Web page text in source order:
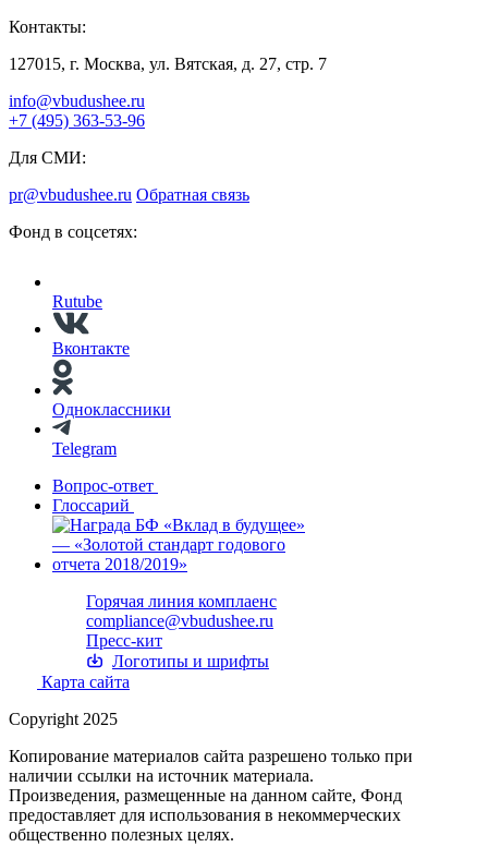
Контакты:
127015, г. Москва, ул. Вятская, д. 27, стр. 7
info@vbudushee.ru
+7 (495) 363-53-96
Для СМИ:
pr@vbudushee.ru Обратная связь
Фонд в соцсетях:
Rutube
Вконтакте
Одноклассники
Telegram
Вопрос-ответ
Глоссарий
Горячая линия комплаенс
compliance@vbudushee.ru
Пресс-кит
Логотипы и шрифты
Карта сайта
Copyright 2025
Копирование материалов сайта разрешено только при
наличии ссылки на источник материала.
Произведения, размещенные на данном сайте, Фонд
предоставляет для использования в некоммерческих
общественно полезных целях.